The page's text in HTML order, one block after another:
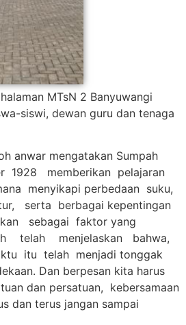
MTsN 2 Banyuwangi
siswi, dewan guru dan tenaga
anwar mengatakan Sumpah
1928 memberikan pelajaran
menyikapi perbedaan suku,
serta berbagai kepentingan
sebagai faktor yang
telah menjelaskan bahwa,
itu telah menjadi tonggak
Dan berpesan kita harus
dan persatuan, kebersamaan
dan terus jangan sampai